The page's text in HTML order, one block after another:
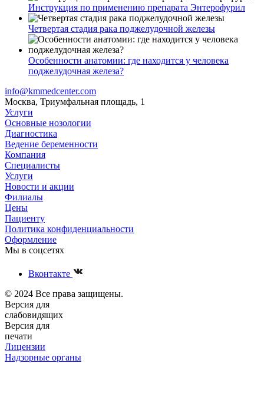
Инструкция по применению препарата Энтерофурил
Четвертая стадия рака поджелудочной железы
Особенности анатомии: где находится у человека
поджелудочная железа?
info@kmmedcenter.com
Москва, Триумфальная площадь, 1
Услуги
Основные нозологии
Диагностика
Ведение беременности
Компания
Специалисты
Услуги
Новости и акции
Филиалы
Цены
Пациенту
Политика конфиденциальности
Оформление
Мы в соцсетях
Вконтакте
© 2024 Все права защищены.
Версия для
слабовидящих
Версия для
печати
Лицензии
Надзорные органы